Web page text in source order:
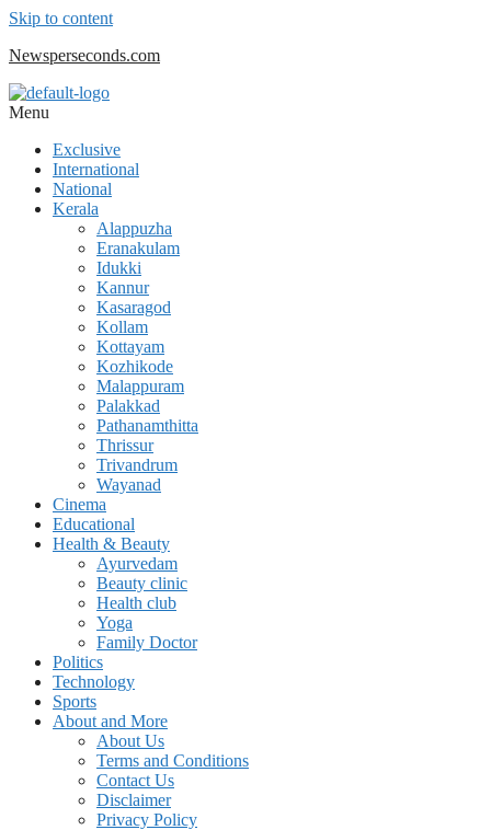
Skip to content
Newsperseconds.com
Menu
Exclusive
International
National
Kerala
Alappuzha
Eranakulam
Idukki
Kannur
Kasaragod
Kollam
Kottayam
Kozhikode
Malappuram
Palakkad
Pathanamthitta
Thrissur
Trivandrum
Wayanad
Cinema
Educational
Health & Beauty
Ayurvedam
Beauty clinic
Health club
Yoga
Family Doctor
Politics
Technology
Sports
About and More
About Us
Terms and Conditions
Contact Us
Disclaimer
Privacy Policy